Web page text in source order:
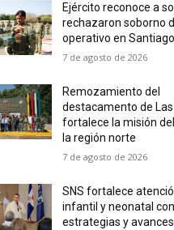
Ejército reconoce a
rechazaron soborno
operativo en
7 de agosto de 2026
Remozamiento del
destacamento de
fortalece la misión
la región norte
7 de agosto de 2026
SNS fortalece
infantil y neonatal
estrategias y avances